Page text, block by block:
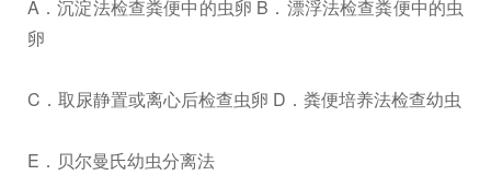
A．沉淀法检查粪便中的虫卵 B．漂浮法检查粪便中的虫
卵
C．取尿静置或离心后检查虫卵 D．粪便培养法检查幼虫
E．贝尔曼氏幼虫分离法